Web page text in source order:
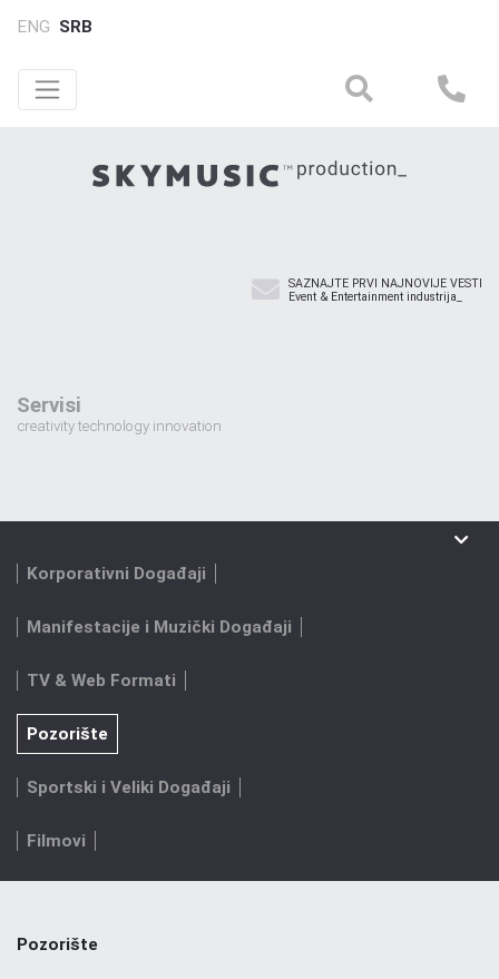
ENG SRB
SAZNAJTE PRVI NAJNOVIJE VESTI
Event & Entertainment industrija_
Servisi
creativity technology innovation
Korporativni Događaji
Manifestacije i Muzički Događaji
TV & Web Formati
Pozorište
Sportski i Veliki Događaji
Filmovi
Pozorište